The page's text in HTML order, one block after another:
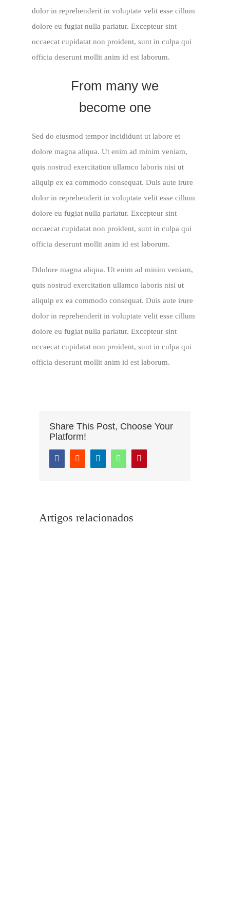
dolor in reprehenderit in voluptate velit esse cillum
dolore eu fugiat nulla pariatur. Excepteur sint
occaecat cupidatat non proident, sunt in culpa qui
officia deserunt mollit anim id est laborum.
From many we
become one
Sed do eiusmod tempor incididunt ut labore et
dolore magna aliqua. Ut enim ad minim veniam,
quis nostrud exercitation ullamco laboris nisi ut
aliquip ex ea commodo consequat. Duis aute irure
dolor in reprehenderit in voluptate velit esse cillum
dolore eu fugiat nulla pariatur. Excepteur sint
occaecat cupidatat non proident, sunt in culpa qui
officia deserunt mollit anim id est laborum.
Ddolore magna aliqua. Ut enim ad minim veniam,
quis nostrud exercitation ullamco laboris nisi ut
aliquip ex ea commodo consequat. Duis aute irure
dolor in reprehenderit in voluptate velit esse cillum
dolore eu fugiat nulla pariatur. Excepteur sint
occaecat cupidatat non proident, sunt in culpa qui
officia deserunt mollit anim id est laborum.
Share This Post, Choose Your
Platform!
FacebookReddit LinkedInWhatsApp
Artigos relacionados